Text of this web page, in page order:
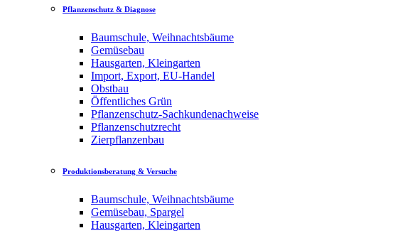
Pflanzenschutz & Diagnose
Baumschule, Weihnachtsbäume
Gemüsebau
Hausgarten, Kleingarten
Import, Export, EU-Handel
Obstbau
Öffentliches Grün
Pflanzenschutz-Sachkundenachweise
Pflanzenschutzrecht
Zierpflanzenbau
Produktionsberatung & Versuche
Baumschule, Weihnachtsbäume
Gemüsebau, Spargel
Hausgarten, Kleingarten